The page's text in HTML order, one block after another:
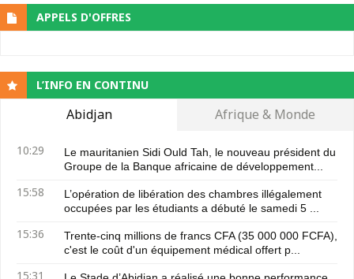
APPELS D'OFFRES
L’INFO EN CONTINU
Abidjan Afrique & Monde
10:29
Le mauritanien Sidi Ould Tah, le nouveau président du
Groupe de la Banque africaine de développement...
15:58
L’opération de libération des chambres illégalement
occupées par les étudiants a débuté le samedi 5 ...
15:36
Trente-cinq millions de francs CFA (35 000 000 FCFA),
c'est le coût d'un équipement médical offert p...
15:31